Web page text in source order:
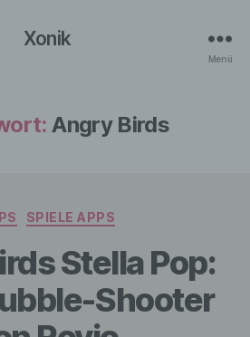
Xonik
Menü
Angry Birds
Kategorien
SPIELE APPS
Stella Pop:
Shooter